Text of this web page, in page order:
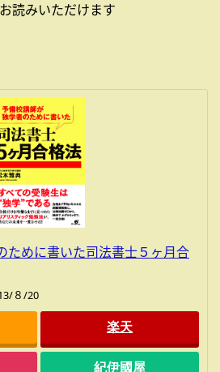
読みいただけます
ために書いた司法書士５ヶ月合
８/20
楽天
紀伊國屋